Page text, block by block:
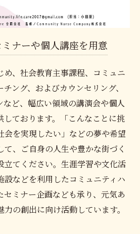
ナーや個人講座を用意
め、社会教育主事課程、コミュニ
ング、およびカウンセリング、
など、幅広い領域の講演会や個人
しております。「こんなことに挑
会を実現したい」などの夢や希望
て、ご自身の人生や豊かな街づく
立てください。生涯学習や文化活
設などを利用したコミュニティハ
セミナー企画なども承り、元気あ
の創出に向け活動しています。